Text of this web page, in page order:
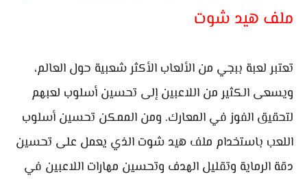
ملف هيد شوت
تعتبر لعبة ببجي من الألعاب الأكثر شعبية حول العالم،
ويسعى الكثير من اللاعبين إلى تحسين أسلوب لعبهم
لتحقيق الفوز في المعارك. ومن الممكن تحسين أسلوب
اللعب باستخدام ملف هيد شوت الذي يعمل على تحسين
دقة الرماية وتقليل الهدف وتحسين مهارات اللاعبين في